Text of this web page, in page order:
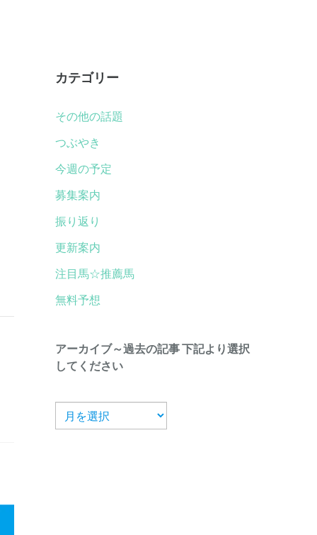
カテゴリー
その他の話題
つぶやき
今週の予定
募集案内
振り返り
更新案内
注目馬☆推薦馬
無料予想
アーカイブ～過去の記事 下記より選択
してください
ー